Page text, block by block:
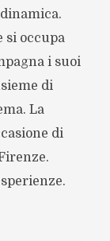
si occupa
i suoi
di
La
di